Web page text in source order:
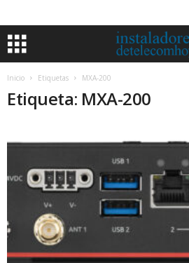
Inicio Etiquetas MXA-200
Etiqueta: MXA-200